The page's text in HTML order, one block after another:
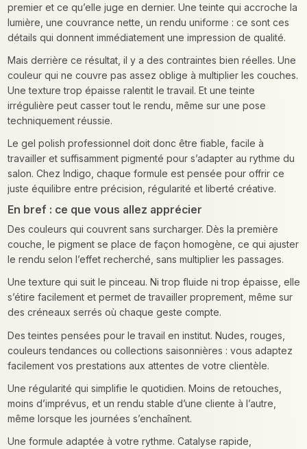
premier et ce qu’elle juge en dernier. Une teinte qui accroche la
lumière, une couvrance nette, un rendu uniforme : ce sont ces
détails qui donnent immédiatement une impression de qualité.
Mais derrière ce résultat, il y a des contraintes bien réelles. Une
couleur qui ne couvre pas assez oblige à multiplier les couches.
Une texture trop épaisse ralentit le travail. Et une teinte
irrégulière peut casser tout le rendu, même sur une pose
techniquement réussie.
Le gel polish professionnel doit donc être fiable, facile à
travailler et suffisamment pigmenté pour s’adapter au rythme du
salon. Chez Indigo, chaque formule est pensée pour offrir ce
juste équilibre entre précision, régularité et liberté créative.
En bref : ce que vous allez apprécier
Des couleurs qui couvrent sans surcharger. Dès la première
couche, le pigment se place de façon homogène, ce qui ajuster
le rendu selon l’effet recherché, sans multiplier les passages.
Une texture qui suit le pinceau. Ni trop fluide ni trop épaisse, elle
s’étire facilement et permet de travailler proprement, même sur
des créneaux serrés où chaque geste compte.
Des teintes pensées pour le travail en institut. Nudes, rouges,
couleurs tendances ou collections saisonnières : vous adaptez
facilement vos prestations aux attentes de votre clientèle.
Une régularité qui simplifie le quotidien. Moins de retouches,
moins d’imprévus, et un rendu stable d’une cliente à l’autre,
même lorsque les journées s’enchaînent.
Une formule adaptée à votre rythme. Catalyse rapide,